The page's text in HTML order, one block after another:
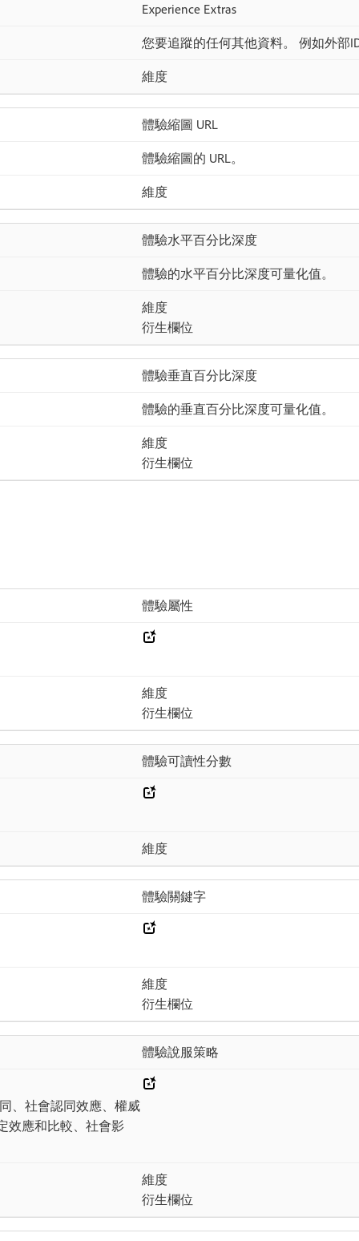
Experience Extras
您要追蹤的任何其他資料。 例如外部ID
維度
體驗縮圖 URL
體驗縮圖的 URL。
維度
體驗水平百分比深度
體驗的水平百分比深度可量化值。
維度
衍生欄位
體驗垂直百分比深度
體驗的垂直百分比深度可量化值。
維度
衍生欄位
體驗屬性
維度
衍生欄位
體驗可讀性分數
維度
體驗關鍵字
維度
衍生欄位
體驗說服策略
、社會認同效應、權威
效應和比較、社會影
維度
衍生欄位